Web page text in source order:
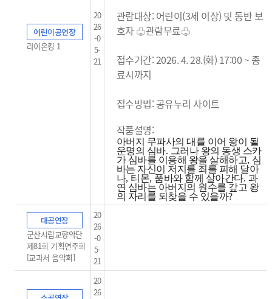
어린이공연장
라이온킹 1
20
26
-0
5-
21
관람대상: 어린이(3세 이상) 및 동반 보
호자 ♧관람무료♧
접수기간: 2026. 4. 28.(화) 17:00 ~ 종
료시까지
접수방법: 공유누리 사이트
작품설명:
아버지 무파사의 대를 이어 왕이 될
운명의 심바. 그러나 왕의 동생 스카
가 심바를 이용해 왕을 살해하고, 심
바는 자신이 저지를 죄를 피해 달아
나, 티몬, 품바와 함께 살아간다. 과
연 심바는 아버지의 원수를 갚고 왕
의 자리를 되찾을 수 있을까?
대공연장
군산시립교향악단
제81회 기획연주회
[교과서 음악회]
20
26
-0
5-
21
20
26